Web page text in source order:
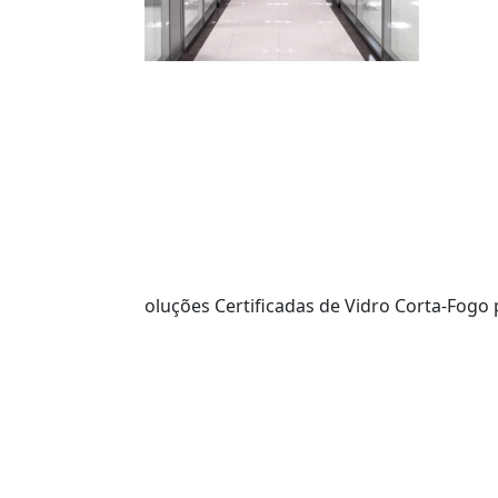
oluções Certificadas de Vidro Corta-